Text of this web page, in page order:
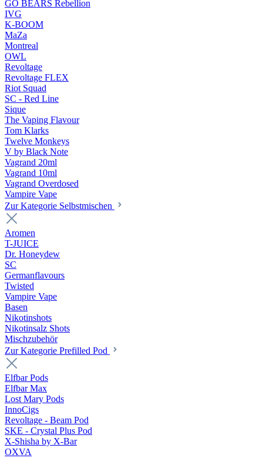
GO BEARS Rebellion
IVG
K-BOOM
MaZa
Montreal
OWL
Revoltage
Revoltage FLEX
Riot Squad
SC - Red Line
Sique
The Vaping Flavour
Tom Klarks
Twelve Monkeys
V by Black Note
Vagrand 20ml
Vagrand 10ml
Vagrand Overdosed
Vampire Vape
Zur Kategorie Selbstmischen
Aromen
T-JUICE
Dr. Honeydew
SC
Germanflavours
Twisted
Vampire Vape
Basen
Nikotinshots
Nikotinsalz Shots
Mischzubehör
Zur Kategorie Prefilled Pod
Elfbar Pods
Elfbar Max
Lost Mary Pods
InnoCigs
Revoltage - Beam Pod
SKE - Crystal Plus Pod
X-Shisha by X-Bar
OXVA